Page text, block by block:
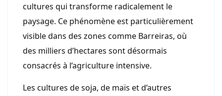
cultures qui transforme radicalement le
paysage. Ce phénomène est particulièrement
visible dans des zones comme Barreiras, où
des milliers d’hectares sont désormais
consacrés à l’agriculture intensive.
Les cultures de soja, de maïs et d’autres